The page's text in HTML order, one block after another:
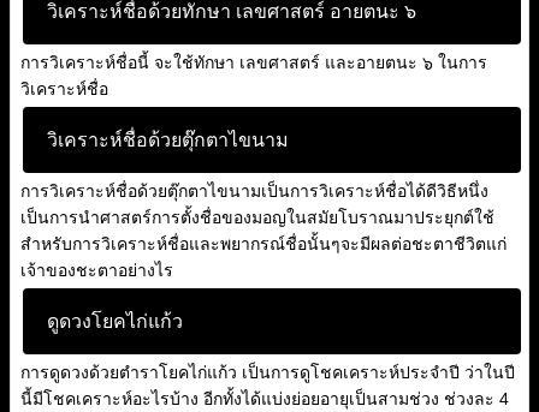
วิเคราะห์ชื่อด้วยทักษา เลขศาสตร์ อายตนะ ๖
การวิเคราะห์ชื่อนี้ จะใช้ทักษา เลขศาสตร์ และอายตนะ ๖ ในการ
วิเคราะห์ชื่อ
วิเคราะห์ชื่อด้วยตุ๊กตาไขนาม
การวิเคราะห์ชื่อด้วยตุ๊กตาไขนามเป็นการวิเคราะห์ชื่อได้ดีวิธีหนึ่ง
เป็นการนำศาสตร์การตั้งชื่อของมอญในสมัยโบราณมาประยุกต์ใช้
สำหรับการวิเคราะห์ชื่อและพยากรณ์ชื่อนั้นๆจะมีผลต่อชะตาชีวิตแก่
เจ้าของชะตาอย่างไร
ดูดวงโยคไก่แก้ว
การดูดวงด้วยตำราโยคไก่แก้ว เป็นการดูโชคเคราะห์ประจำปี ว่าในปี
นี้มีโชคเคราะห์อะไรบ้าง อีกทั้งได้แบ่งย่อยอายุเป็นสามช่วง ช่วงละ 4